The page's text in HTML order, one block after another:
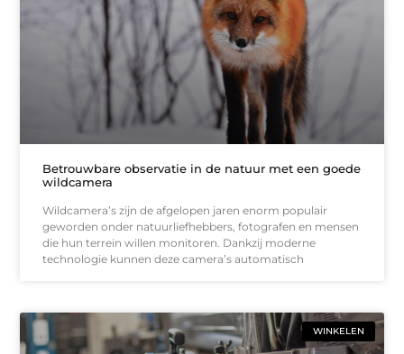
Betrouwbare observatie in de natuur met een goede
wildcamera
Wildcamera’s zijn de afgelopen jaren enorm populair
geworden onder natuurliefhebbers, fotografen en mensen
die hun terrein willen monitoren. Dankzij moderne
technologie kunnen deze camera’s automatisch
WINKELEN